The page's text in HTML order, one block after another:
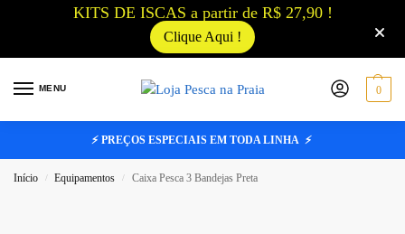
KITS DE ISCAS a partir de R$ 27,90 !
Clique Aqui !
MENU 0
⚡ PREÇOS ESPECIAIS EM TODA LINHA ⚡
Início / Equipamentos / Caixa Pesca 3 Bandejas Preta